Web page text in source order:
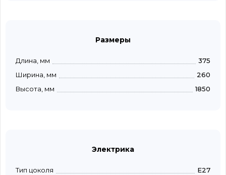
Размеры
Длина, мм
375
Ширина, мм
260
Высота, мм
1850
Электрика
Тип цоколя
E27